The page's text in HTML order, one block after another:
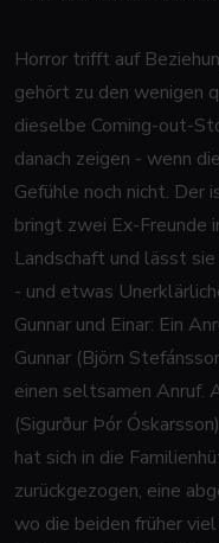
Horror trifft auf
gehört zu den wenigen
dieselbe Coming-out-
danach zeigen - wenn
Gefühle noch nicht. Der
bringt zwei Ex-Freunde
Landschaft und lässt
- und etwas
Gunnar und Einar: Ein
Gunnar (Björn
einen seltsamen Anruf.
(Sigurður Þór
hat sich in die
zurückgezogen, eine
wo die beiden früher